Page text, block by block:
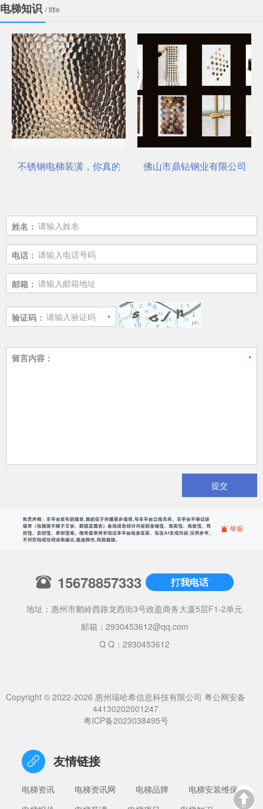
电梯知识 / title
不锈钢电梯装潢，你真的选对了吗？佛山市鼎钻钢业有限公司，
姓名：
电话：
邮箱：
验证码：
留言内容：
提交
15678857333 打我电话
地址：惠州市鹅岭西路龙西街3号政盈商务大厦5层F1-2单元
邮箱： 2930453612@qq.com
Q Q：2930453612
Copyright © 2022-2026 惠州瑞哈希信息科技有限公司 粤公网安备
44130202001247
粤ICP备2023038495号
友情链接
电梯资讯 电梯资讯网 电梯品牌
电梯安装维保